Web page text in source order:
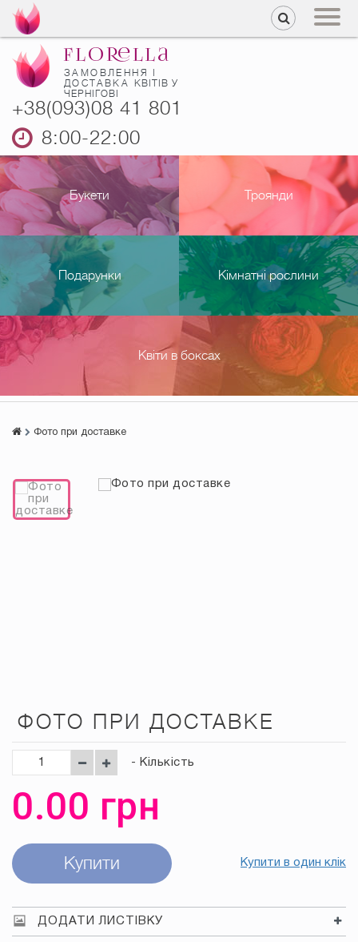
ЗАМОВЛЕННЯ І
ДОСТАВКА КВІТІВ У
ЧЕРНІГОВІ
+38(093)08 41 801
8:00-22:00
Букети Троянди
Подарунки Кімнатні рослини
Квіти в боксах
Фото при доставке
ФОТО ПРИ ДОСТАВКЕ
- Кількість
0.00 грн
Купити Купити в один клік
ДОДАТИ ЛИСТІВКУ